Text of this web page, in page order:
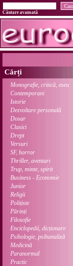
Căutare avansată
Cărți
Monografie, critică, eseu
Contemporani
Istorie
Dezvoltare personală
Dosar
Clasici
Drept
Versuri
SF, horror
Thriller, aventuri
Trup, minte, spirit
Business - Economie
Junior
Religii
Polițiste
Părinți
Filosofie
Enciclopedii, dicționare
Psihologie, psihanaliză
Medicină
Paranormal
Practic